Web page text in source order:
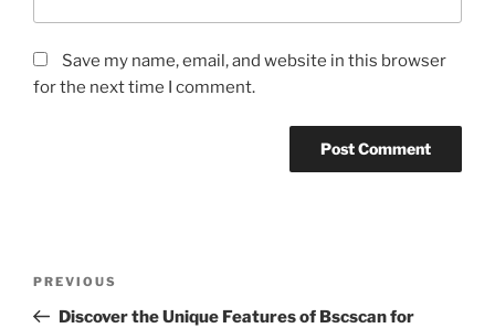
Save my name, email, and website in this browser
for the next time I comment.
Previous
Post
PREVIOUS
Discover the Unique Features of Bscscan for